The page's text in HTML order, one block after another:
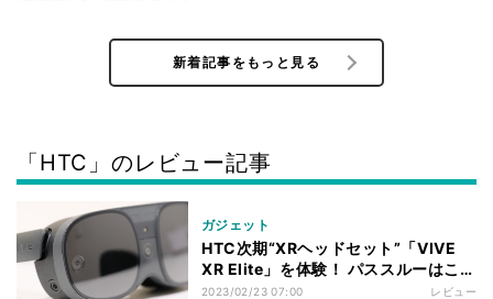
新着記事をもっと見る
「HTC」のレビュー記事
ガジェット
HTC次期“XRヘッドセット”「VIVE
XR Elite」を体験！ パススルーはここ
まで来たのか
2023/02/23 07:00 レビュー